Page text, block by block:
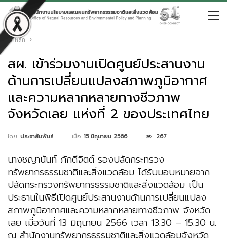
หน้าหลัก
สผ. เข้าร่วมงานเปิดศูนย์ประสานงาน
ด้านการเปลี่ยนแปลงสภาพภูมิอากาศ
และความหลากหลายทางชีวภาพ
จังหวัดเลย แห่งที่ 2 ของประเทศไทย
โดย ประชาสัมพันธ์ เมื่อ 15 มิถุนายน 2566 267
นางชญานันท์ ภักดีจิตต์ รองปลัดกระทรวง
ทรัพยากรธรรมชาติและสิ่งแวดล้อม ได้รับมอบหมายจาก
ปลัดกระทรวงทรัพยากรธรรมชาติและสิ่งแวดล้อม เป็น
ประธานในพิธีเปิดศูนย์ประสานงานด้านการเปลี่ยนแปลง
สภาพภูมิอากาศและความหลากหลายทางชีวภาพ จังหวัด
เลย เมื่อวันที่ 13 มิถุนายน 2566 เวลา 13.30 – 15.30 น.
ณ สำนักงานทรัพยากรธรรมชาติและสิ่งแวดล้อมจังหวัด